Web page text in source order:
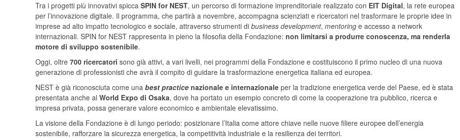
Tra i progetti più innovativi spicca SPIN for NEST, un percorso di formazione imprenditoriale realizzato con EIT Digital, la rete europea
per l’innovazione digitale. Il programma, che partirà a novembre, accompagna scienziati e ricercatori nel trasformare le proprie idee in
imprese ad alto impatto tecnologico e sociale, attraverso strumenti di business development, mentoring e accesso a network
internazionali. SPIN for NEST rappresenta in pieno la filosofia della Fondazione: non limitarsi a produrre conoscenza, ma renderla
motore di sviluppo sostenibile.
Oggi, oltre 700 ricercatori sono già attivi, a vari livelli, nei programmi della Fondazione e costituiscono il primo nucleo di una nuova
generazione di professionisti che avrà il compito di guidare la trasformazione energetica italiana ed europea.
NEST è già riconosciuta come una best practice nazionale e internazionale per la tradizione energetica verde del Paese, ed è stata
presentata anche al World Expo di Osaka, dove ha portato un esempio concreto di come la cooperazione tra pubblico, ricerca e
impresa privata, possa generare valore economico e ambientale elevatissimo.
La visione della Fondazione è di lungo periodo: posizionare l’Italia come attore chiave nelle nuove filiere europee dell’energia
sostenibile, rafforzare la sicurezza energetica, la competitività industriale e la resilienza dei territori.